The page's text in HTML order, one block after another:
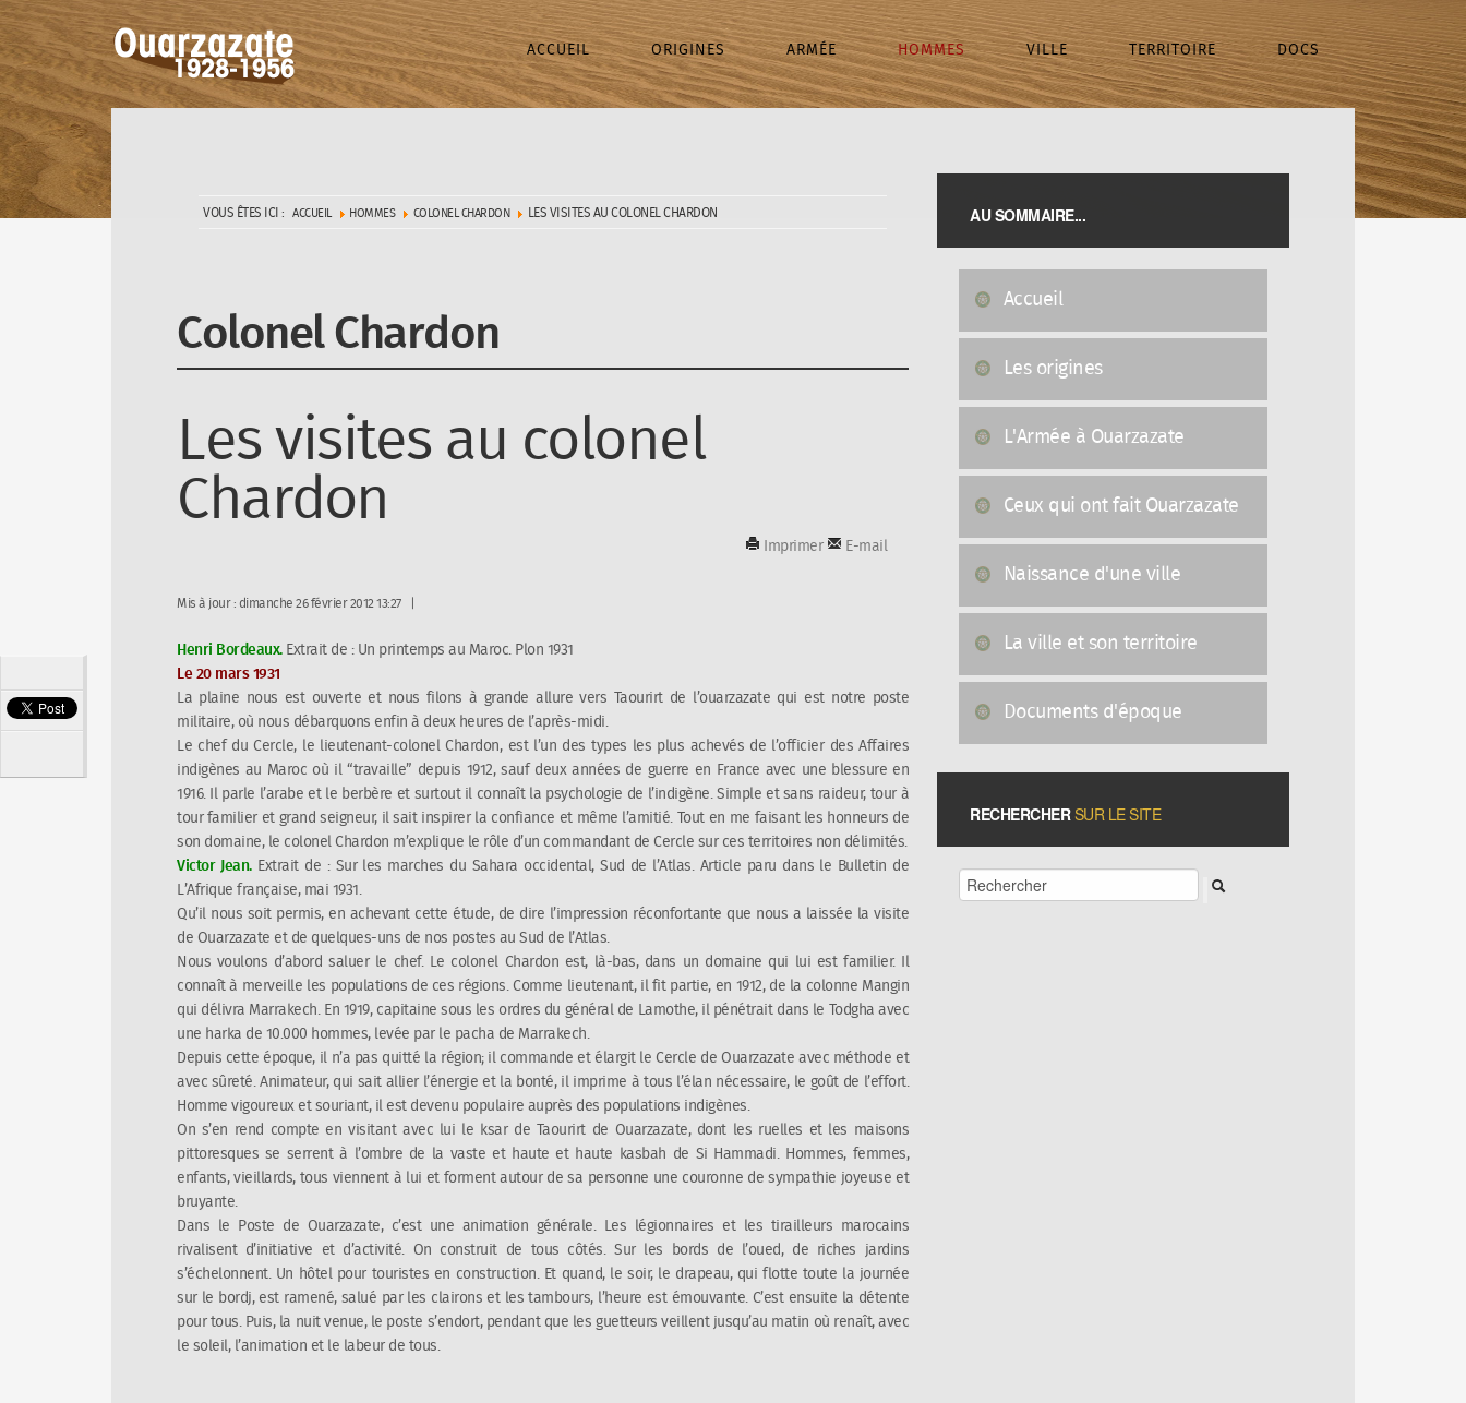
ACCUEIL ORIGINES ARMÉE HOMMES VILLE TERRITOIRE DOCS
VOUS ÊTES ICI : ACCUEIL HOMMES COLONEL CHARDON LES VISITES AU COLONEL CHARDON
Colonel Chardon
Les visites au colonel
Chardon Imprimer E-mail
Mis à jour : dimanche 26 février 2012 13:27
Henri Bordeaux.Extrait de :Un printemps au Maroc. Plon 1931
Le 20 mars 1931
La plaine nous est ouverte et nous filons à grande allure vers Taourirt de l’ouarzazate qui est notre poste
militaire, où nous débarquons enfin à deux heures de l’après-midi.
Le chef du Cercle, le lieutenant-colonel Chardon, est l’un des types les plus achevés de l’officier des Affaires
indigènes au Maroc où il “travaille” depuis 1912, sauf deux années de guerre en France avec une blessure en
1916. Il parle l’arabe et le berbère et surtout il connaît la psychologie de l’indigène. Simple et sans raideur, tour à
tour familier et grand seigneur, il sait inspirer la confiance et même l’amitié. Tout en me faisant les honneurs de
son domaine, le colonel Chardon m’explique le rôle d’un commandant de Cercle sur ces territoires non délimités.
Victor Jean.Extrait de : Sur les marches du Sahara occidental, Sud de l’Atlas. Article paru dans le Bulletin de
L’Afrique française, mai 1931.
Qu’il nous soit permis, en achevant cette étude, de dire l’impression réconfortante que nous a laissée la visite
de Ouarzazate et de quelques-uns de nos postes au Sud de l’Atlas.
Nous voulons d’abord saluer le chef. Le colonel Chardon est, là-bas, dans un domaine qui lui est familier. Il
connaît à merveille les populations de ces régions. Comme lieutenant, il fit partie, en 1912, de la colonne Mangin
qui délivra Marrakech. En 1919, capitaine sous les ordres du général de Lamothe, il pénétrait dans le Todgha avec
une harka de 10.000 hommes, levée par le pacha de Marrakech.
Depuis cette époque, il n’a pas quitté la région; il commande et élargit le Cercle de Ouarzazate avec méthode et
avec sûreté. Animateur, qui sait allier l’énergie et la bonté, il imprime à tous l’élan nécessaire, le goût de l’effort.
Homme vigoureux et souriant, il est devenu populaire auprès des populations indigènes.
On s’en rend compte en visitant avec lui le ksar de Taourirt de Ouarzazate, dont les ruelles et les maisons
pittoresques se serrent à l’ombre de la vaste et haute et haute kasbah de Si Hammadi. Hommes, femmes,
enfants, vieillards, tous viennent à lui et forment autour de sa personne une couronne de sympathie joyeuse et
bruyante.
Dans le Poste de Ouarzazate, c’est une animation générale. Les légionnaires et les tirailleurs marocains
rivalisent d’initiative et d’activité. On construit de tous côtés. Sur les bords de l’oued, de riches jardins
s’échelonnent. Un hôtel pour touristes en construction. Et quand, le soir, le drapeau, qui flotte toute la journée
sur le bordj, est ramené, salué par les clairons et les tambours, l’heure est émouvante. C’est ensuite la détente
pour tous. Puis, la nuit venue, le poste s’endort, pendant que les guetteurs veillent jusqu’au matin où renaît, avec
le soleil, l’animation et le labeur de tous.
AU SOMMAIRE...
Accueil
Les origines
L'Armée à Ouarzazate
Ceux qui ont fait Ouarzazate
Naissance d'une ville
La ville et son territoire
Documents d'époque
RECHERCHERSUR LE SITE